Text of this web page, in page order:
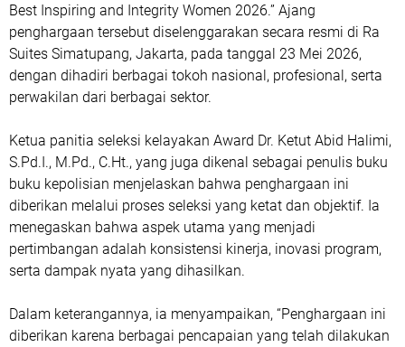
Best Inspiring and Integrity Women 2026.” Ajang
penghargaan tersebut diselenggarakan secara resmi di Ra
Suites Simatupang, Jakarta, pada tanggal 23 Mei 2026,
dengan dihadiri berbagai tokoh nasional, profesional, serta
perwakilan dari berbagai sektor.
Ketua panitia seleksi kelayakan Award Dr. Ketut Abid Halimi,
S.Pd.I., M.Pd., C.Ht., yang juga dikenal sebagai penulis buku
buku kepolisian menjelaskan bahwa penghargaan ini
diberikan melalui proses seleksi yang ketat dan objektif. Ia
menegaskan bahwa aspek utama yang menjadi
pertimbangan adalah konsistensi kinerja, inovasi program,
serta dampak nyata yang dihasilkan.
Dalam keterangannya, ia menyampaikan, “Penghargaan ini
diberikan karena berbagai pencapaian yang telah dilakukan